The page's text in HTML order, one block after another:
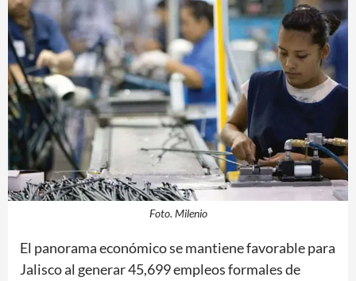
Foto. Milenio
El panorama económico se mantiene favorable para
Jalisco al generar 45,699 empleos formales de